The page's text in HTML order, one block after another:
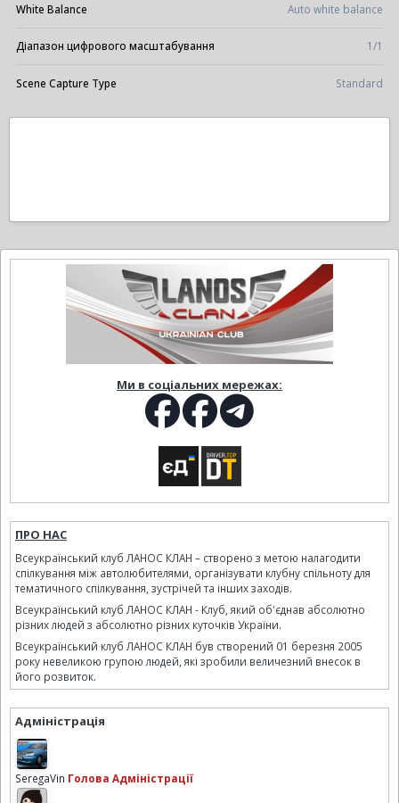
White Balance Auto white balance
Діапазон цифрового масштабування 1/1
Scene Capture Type Standard
Ми в соціальних мережах:
ПРО НАС
Всеукраїнський клуб ЛАНОС КЛАН – створено з метою налагодити
спілкування між автолюбителями, організувати клубну спільноту для
тематичного спілкування, зустрічей та інших заходів.
Всеукраїнський клуб ЛАНОС КЛАН - Клуб, який об'єднав абсолютно
різних людей з абсолютно різних куточків України.
Всеукраїнський клуб ЛАНОС КЛАН був створений 01 березня 2005
року невеликою групою людей, які зробили величезний внесок в
його розвиток.
Адміністрація
SeregaVin Голова Адміністрації